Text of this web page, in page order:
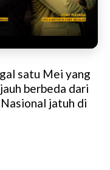
satu Mei yang
berbeda dari
jatuh di